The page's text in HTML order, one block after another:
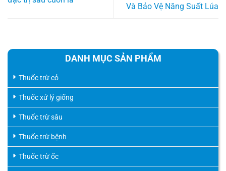
Và Bảo Vệ Năng Suất Lúa
DANH MỤC SẢN PHẨM
Thuốc trừ cỏ
Thuốc xử lý giống
Thuốc trừ sâu
Thuốc trừ bệnh
Thuốc trừ ốc